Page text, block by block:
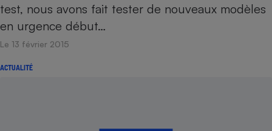
test, nous avons fait tester de nouveaux modèles
en urgence début…
Le 13 février 2015
ACTUALITÉ